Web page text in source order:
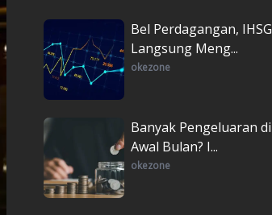
Bel Perdagangan, IHSG
Langsung Meng...
okezone
Banyak Pengeluaran di
Awal Bulan? I...
okezone